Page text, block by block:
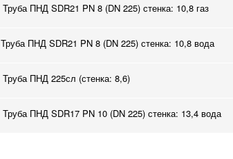
Труба ПНД SDR21 PN 8 (DN 225) стенка: 10,8 газ
Труба ПНД SDR21 PN 8 (DN 225) стенка: 10,8 вода
Труба ПНД 225сл (стенка: 8,6)
Труба ПНД SDR17 PN 10 (DN 225) стенка: 13,4 вода